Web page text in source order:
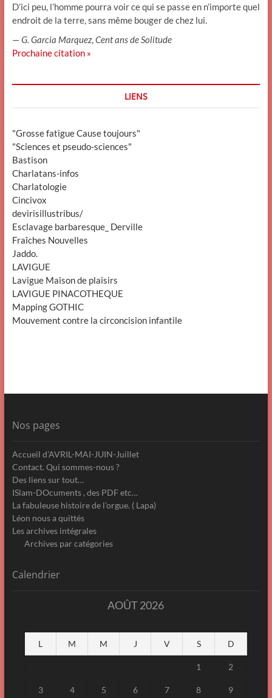
D’ici peu, l’homme pourra voir ce qui se passe en n’importe quel
endroit de la terre, sans même bouger de chez lui.
—G. Garcia Marquez,Cent ans de Solitude
Prochaine citation »
LIENS
"Grosse fatigue Cause toujours"
"Sciences et pseudo-sciences"
Bastison
Charlatans-infos
Charlatologie
Cincivox
devirisillustribus/
Esclavage barbaresque_ Derville
Fraîches Nouvelles
Jaddo.
LAVIGUE
Lavigue Maison de plaisirs
LAVIGUE PINACOTHEQUE
Mapping GOTHIC
Mouvement contre la circoncision infantile
Nos pages
Accueil d’AVRIL-MAI-JUIN-Juillet
Contact. Qui sommes-nous ?
Des liens sur tout…
ISlam-DOcuments , des PDF etc…
La fabuleuse histoire de l’orgue. ( Lapa)
Léon nous a quittés
Les archives intégrales
Archives par catégories
Calendrier
AOÛT 2026
L M M J V S D
1 2
3 4 5 6 7 8 9